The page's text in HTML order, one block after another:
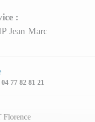
:
Jean Marc
77 82 81 21